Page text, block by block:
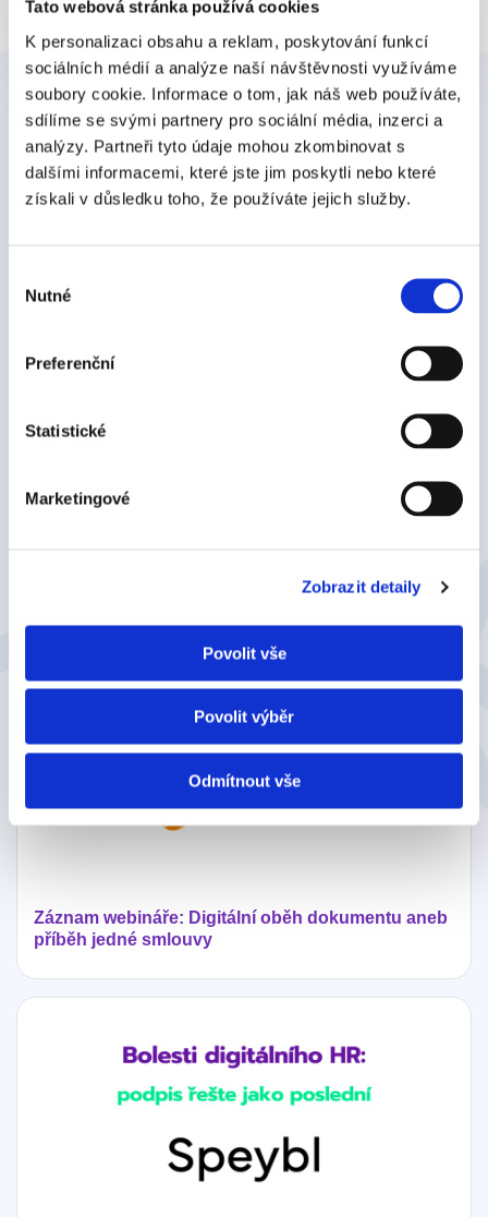
Tato webová stránka používá cookies
K personalizaci obsahu a reklam, poskytování funkcí
sociálních médií a analýze naší návštěvnosti využíváme
soubory cookie. Informace o tom, jak náš web používáte,
sdílíme se svými partnery pro sociální média, inzerci a
analýzy. Partneři tyto údaje mohou zkombinovat s
dalšími informacemi, které jste jim poskytli nebo které
získali v důsledku toho, že používáte jejich služby.
souhlasu
Nutné
Preferenční
Statistické
Marketingové
Zobrazit detaily
Povolit vše
Povolit výběr
Odmítnout vše
Články
Digitalizace podepisovánía firemních procesů je naše téma.
Píšeme o tom, jak se posunout od papírůk digitálním
dokumentům.A ukazujeme, že to není zas taková věda.
Záznam webináře: Signi pro Helios Inuvio:
Podepisujte dokumenty bez opuštění systému
Záznam webináře: Digitální oběh dokumentu aneb
příběh jedné smlouvy